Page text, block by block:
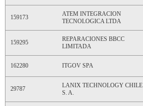
159173
ATEM INTEGRACION
TECNOLOGICA LTDA
159295
REPARACIONES BBCC
LIMITADA
162280 ITGOV SPA
29787
LANIX TECHNOLOGY CHILE
S. A.